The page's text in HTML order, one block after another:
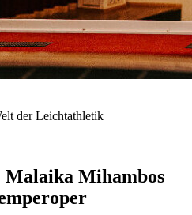
der Leichtathletik
Mihambos